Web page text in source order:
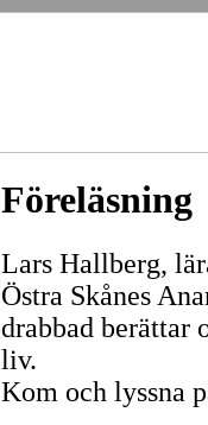
Föreläsning
Lars Hallberg,
Östra Skånes
drabbad
liv.
Kom och lyssna